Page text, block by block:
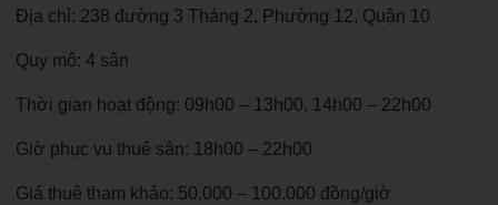
Địa chỉ: 238 đường 3 Tháng 2, Phường 12, Quận 10
Quy mô: 4 sân
Thời gian hoạt động: 09h00 – 13h00, 14h00 – 22h00
Giờ phục vụ thuê sân: 18h00 – 22h00
Giá thuê tham khảo: 50.000 – 100.000 đồng/giờ